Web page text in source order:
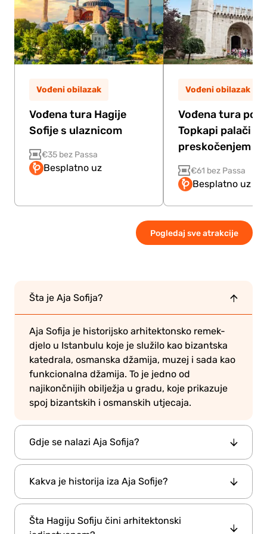
Vođeni obilazak
Vođena tura Hagije
Sofije s ulaznicom
€35 bez Passa
Besplatno uz
Vođeni obilazak
Vođena tura po
Topkapi palači s
preskočenjem
€61 bez Passa
Besplatno uz
Pogledaj sve atrakcije
Šta je Aja Sofija?
Aja Sofija je historijsko arhitektonsko remek-
djelo u Istanbulu koje je služilo kao bizantska
katedrala, osmanska džamija, muzej i sada kao
funkcionalna džamija. To je jedno od
najikončnijih obilježja u gradu, koje prikazuje
spoj bizantskih i osmanskih utjecaja.
Gdje se nalazi Aja Sofija?
Aja Sofija se nalazi na Sultanahmet trgu
srcu historijskog dijela Istanbula. Smještena je
u blizini drugih poznatih znamenitosti poput
Plave džamije i Topkapi palate.
Kakva je historija iza Aja Sofije?
Hagia Sophia je prvobitno izgrađena u
godiniod strane bizantskog cara
Šta Hagiju Sofiju čini arhitektonski